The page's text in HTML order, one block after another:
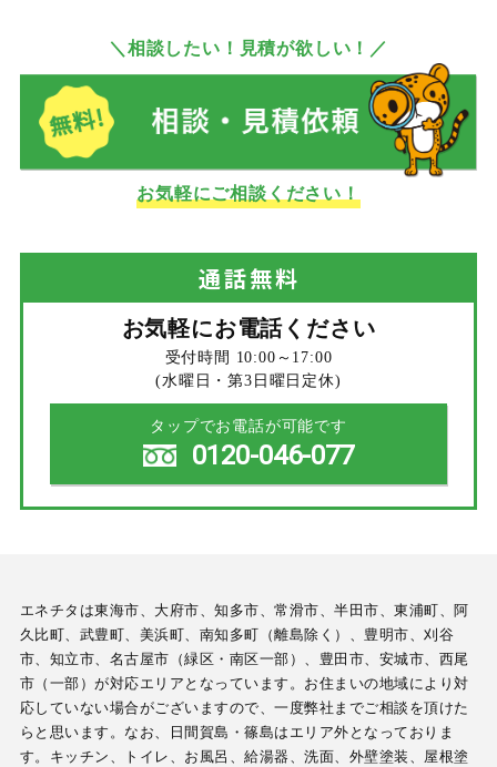
＼相談したい！見積が欲しい！／
お気軽にご相談ください！
通話無料
お気軽にお電話ください
受付時間 10:00～17:00
(水曜日・第3日曜日定休)
タップでお電話が可能です
0120-046-077
エネチタは東海市、大府市、知多市、常滑市、半田市、東浦町、阿
久比町、武豊町、美浜町、南知多町（離島除く）、豊明市、刈谷
市、知立市、名古屋市（緑区・南区一部）、豊田市、安城市、西尾
市（一部）が対応エリアとなっています。お住まいの地域により対
応していない場合がございますので、一度弊社までご相談を頂けた
らと思います。なお、日間賀島・篠島はエリア外となっておりま
す。キッチン、トイレ、お風呂、給湯器、洗面、外壁塗装、屋根塗